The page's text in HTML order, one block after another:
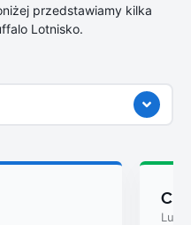
przedstawiamy kilka
Lotnisko.
Lub